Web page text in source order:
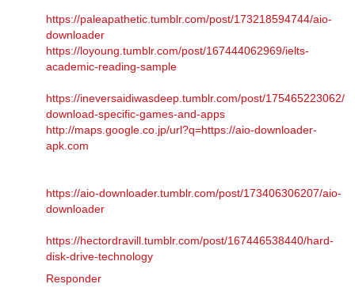
https://paleapathetic.tumblr.com/post/173218594744/aio-
downloader
https://loyoung.tumblr.com/post/167444062969/ielts-
academic-reading-sample
https://ineversaidiwasdeep.tumblr.com/post/175465223062/
download-specific-games-and-apps
http://maps.google.co.jp/url?q=https://aio-downloader-
apk.com
https://aio-downloader.tumblr.com/post/173406306207/aio-
downloader
https://hectordravill.tumblr.com/post/167446538440/hard-
disk-drive-technology
Responder